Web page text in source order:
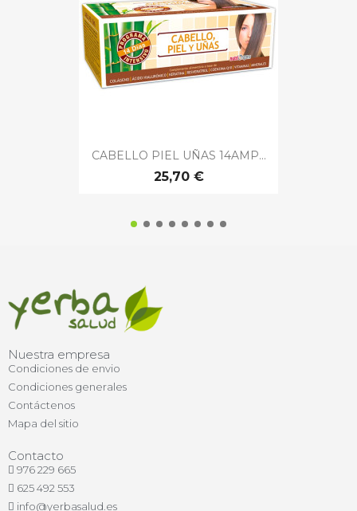
CABELLO PIEL UÑAS 14AMP...
25,70 €
Nuestra empresa
Condiciones de envio
Condiciones generales
Contáctenos
Mapa del sitio
Contacto
976 229 665
625 492 553
info@yerbasalud.es